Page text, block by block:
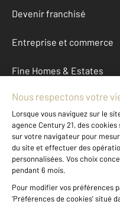
Devenir franchisé
Entreprise et commerce
Fine Homes & Estates
À propos
International
Nous contacter